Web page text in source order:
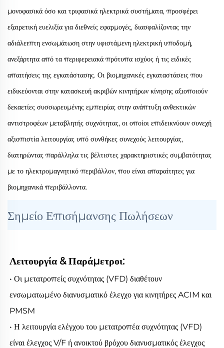
μονοφασικά όσο και τριφασικά ηλεκτρικά συστήματα, προσφέρει
εξαιρετική ευελιξία για διεθνείς εφαρμογές, διασφαλίζοντας την
αδιάλειπτη ενσωμάτωση στην υφιστάμενη ηλεκτρική υποδομή,
ανεξάρτητα από τα περιφερειακά πρότυπα ισχύος ή τις ειδικές
απαιτήσεις της εγκατάστασης. Οι βιομηχανικές εγκαταστάσεις που
ειδικεύονται στην κατασκευή ακριβών κινητήρων κίνησης αξιοποιούν
δεκαετίες συσσωρευμένης εμπειρίας στην ανάπτυξη ανθεκτικών
αντιστροφέων μεταβλητής συχνότητας, οι οποίοι επιδεικνύουν συνεχή
αξιοπιστία λειτουργίας υπό συνθήκες συνεχούς λειτουργίας,
διατηρώντας παράλληλα τις βέλτιστες χαρακτηριστικές συμβατότητας
με το ηλεκτρομαγνητικό περιβάλλον, που είναι απαραίτητες για
βιομηχανικά περιβάλλοντα.
Σημείο Επισήμανσης Πωλήσεων
Λειτουργία & Παράμετροι:
• Οι μετατροπείς συχνότητας (VFD) διαθέτουν
ενσωματωμένο διανυσματικό έλεγχο για κινητήρες ACIM και
PMSM
• Η λειτουργία ελέγχου του μετατροπέα συχνότητας (VFD)
είναι έλεγχος V/F ή ανοικτού βρόχου διανυσματικός έλεγχος